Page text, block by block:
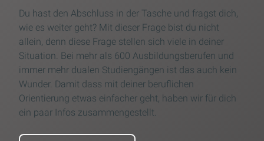
Du hast den Abschluss in der Tasche und fragst dich,
wie es weiter geht? Mit dieser Frage bist du nicht
allein, denn diese Frage stellen sich viele in deiner
Situation. Bei mehr als 600 Ausbildungsberufen und
immer mehr dualen Studiengängen ist das auch kein
Wunder. Damit dass mit deiner beruflichen
Orientierung etwas einfacher geht, haben wir für dich
ein paar Infos zusammengestellt.